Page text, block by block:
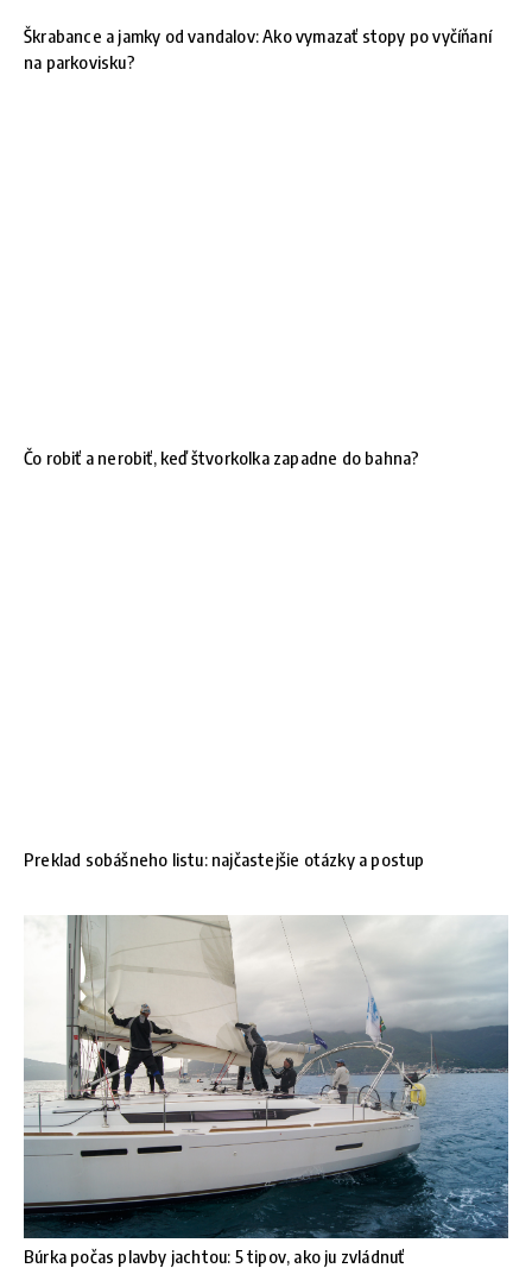
Škrabance a jamky od vandalov: Ako vymazať stopy po vyčíňaní
na parkovisku?
Čo robiť a nerobiť, keď štvorkolka zapadne do bahna?
Preklad sobášneho listu: najčastejšie otázky a postup
Búrka počas plavby jachtou: 5 tipov, ako ju zvládnuť